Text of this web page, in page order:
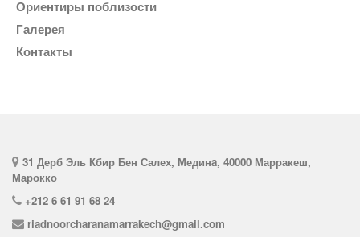
Ориентиры поблизости
галерея
Контакты
31 Дерб Эль Кбир Бен Салех, Мединa, 40000 Марракеш,
Марокко
+212 6 61 91 68 24
riadnoorcharanamarrakech@gmail.com